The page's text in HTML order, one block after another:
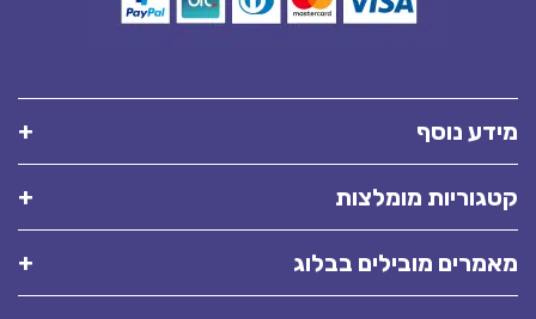
מידע נוסף
קטגוריות מומלצות
מאמרים מובילים בבלוג